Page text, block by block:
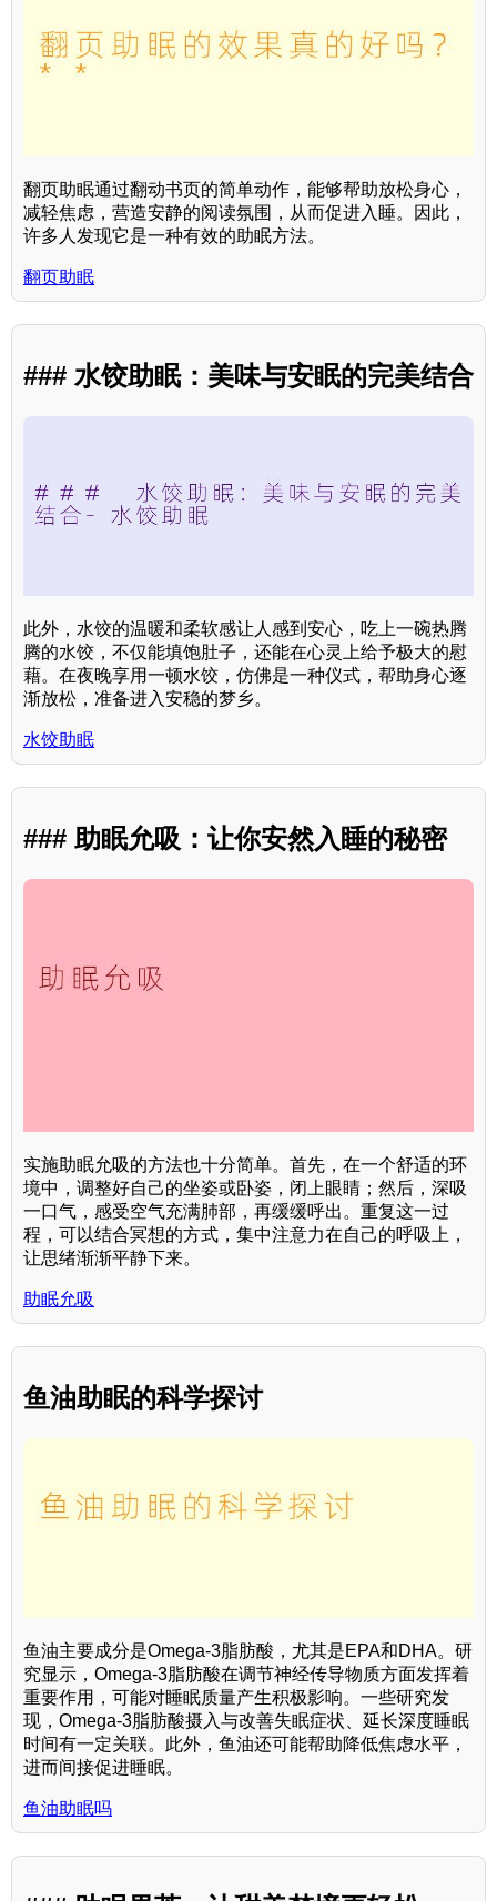
翻页助眠通过翻动书页的简单动作，能够帮助放松身心，
减轻焦虑，营造安静的阅读氛围，从而促进入睡。因此，
许多人发现它是一种有效的助眠方法。
翻页助眠
### 水饺助眠：美味与安眠的完美结合
此外，水饺的温暖和柔软感让人感到安心，吃上一碗热腾
腾的水饺，不仅能填饱肚子，还能在心灵上给予极大的慰
藉。在夜晚享用一顿水饺，仿佛是一种仪式，帮助身心逐
渐放松，准备进入安稳的梦乡。
水饺助眠
### 助眠允吸：让你安然入睡的秘密
实施助眠允吸的方法也十分简单。首先，在一个舒适的环
境中，调整好自己的坐姿或卧姿，闭上眼睛；然后，深吸
一口气，感受空气充满肺部，再缓缓呼出。重复这一过
程，可以结合冥想的方式，集中注意力在自己的呼吸上，
让思绪渐渐平静下来。
助眠允吸
鱼油助眠的科学探讨
鱼油主要成分是Omega-3脂肪酸，尤其是EPA和DHA。研
究显示，Omega-3脂肪酸在调节神经传导物质方面发挥着
重要作用，可能对睡眠质量产生积极影响。一些研究发
现，Omega-3脂肪酸摄入与改善失眠症状、延长深度睡眠
时间有一定关联。此外，鱼油还可能帮助降低焦虑水平，
进而间接促进睡眠。
鱼油助眠吗